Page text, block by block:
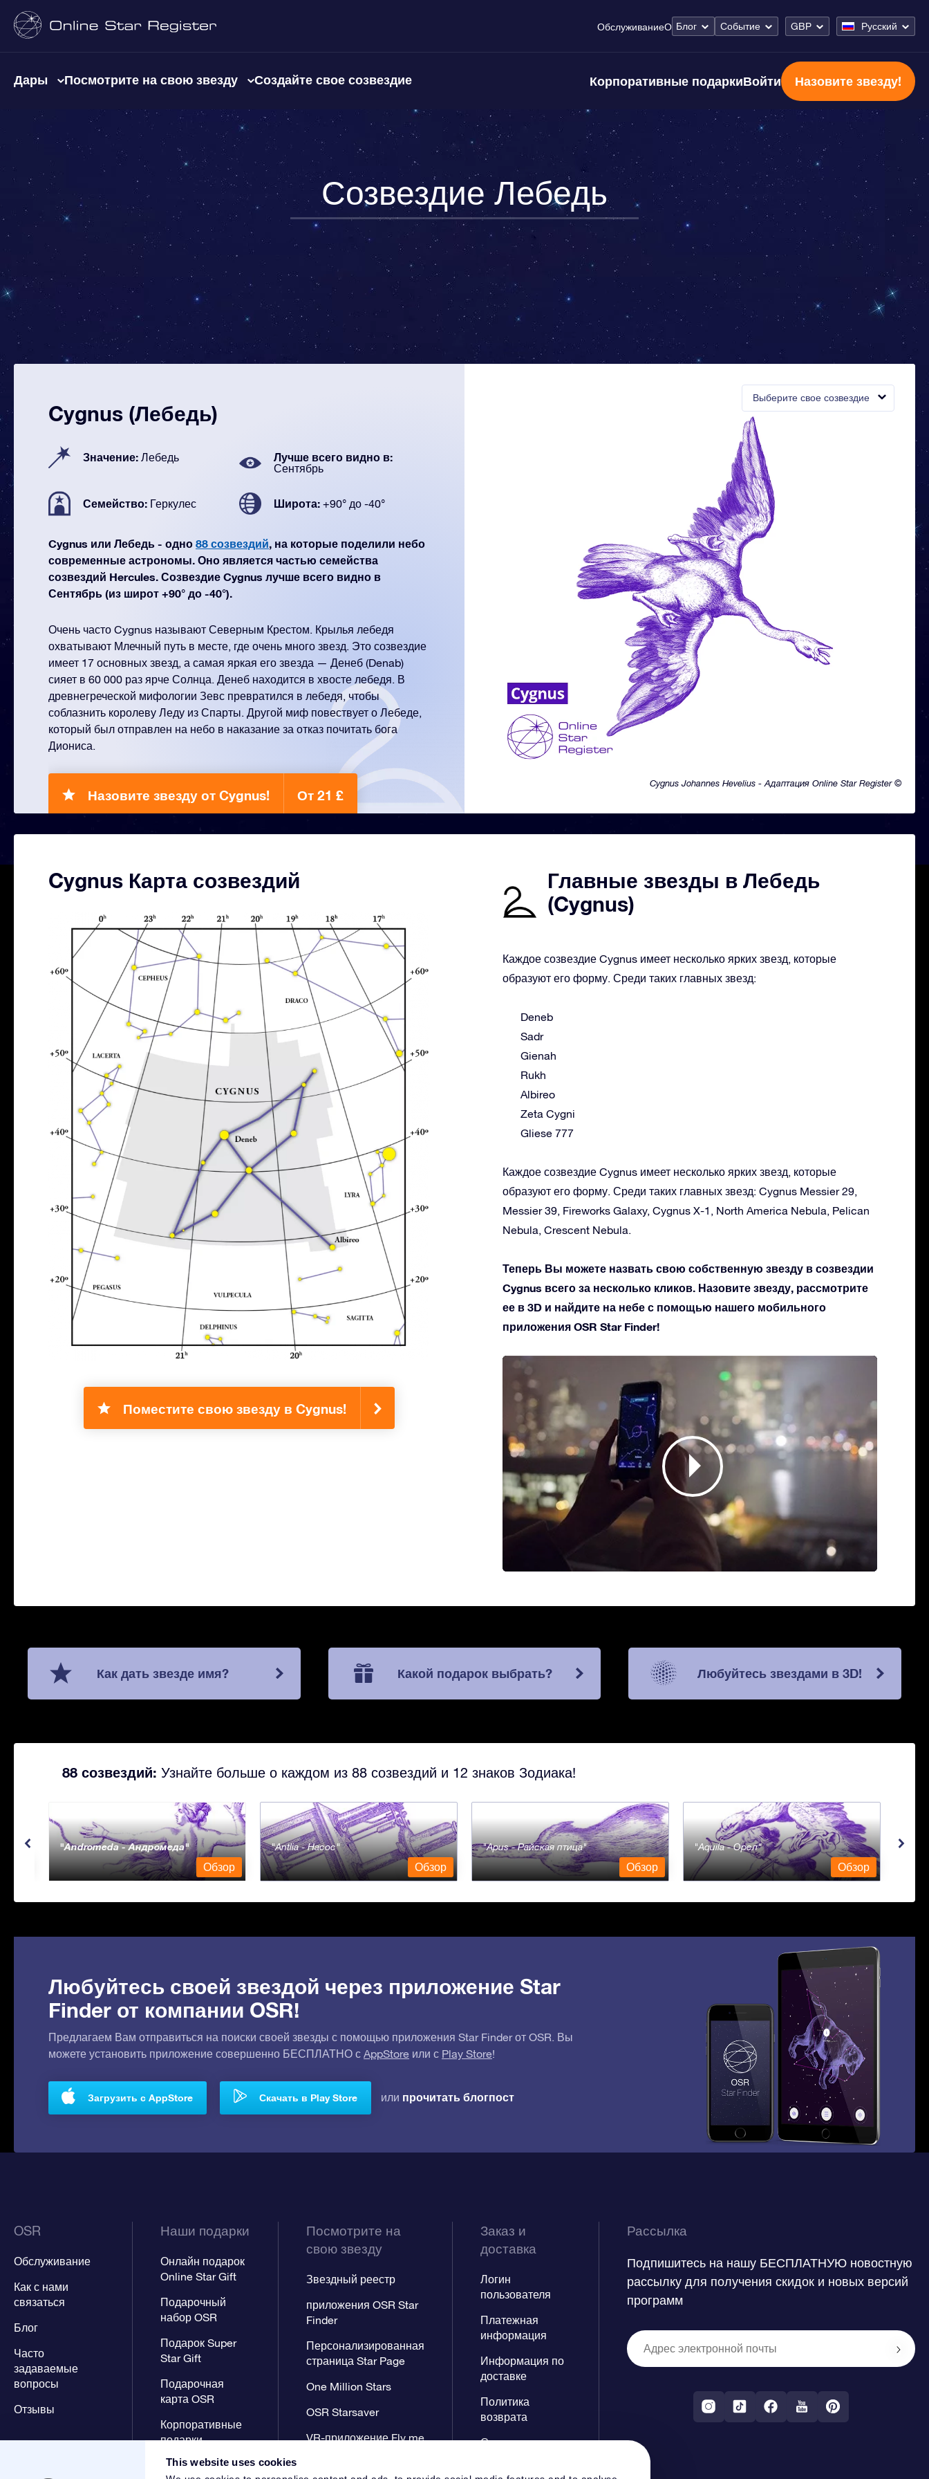
This website uses cookies
ОбслуживаниеО Блог Событие GBP Русский
Дары Посмотрите на свою звезду Создайте свое созвездие Корпоративные подаркиВойти Назовите звезду!
Созвездие Лебедь
Выберите свое созвездие
Cygnus Johannes Hevelius - Адаптация Online Star Register ©
Cygnus (Лебедь)
Значение: Лебедь Лучше всего видно в:
Сентябрь
Семейство: Геркулес Широта: +90° до -40°
Cygnus или Лебедь - одно 88 созвездий, на которые поделили небо
современные астрономы. Оно является частью семейства
созвездий Hercules. Созвездие Cygnus лучше всего видно в
Сентябрь (из широт +90° до -40°).
Очень часто Cygnus называют Северным Крестом. Крылья лебедя
охватывают Млечный путь в месте, где очень много звезд. Это созвездие
имеет 17 основных звезд, а самая яркая его звезда — Денеб (Denab)
сияет в 60 000 раз ярче Солнца. Денеб находится в хвосте лебедя. В
древнегреческой мифологии Зевс превратился в лебедя, чтобы
соблазнить королеву Леду из Спарты. Другой миф повествует о Лебеде,
который был отправлен на небо в наказание за отказ почитать бога
Диониса.
Назовите звезду от Cygnus! От 21 £
Cygnus Карта созвездий
Поместите свою звезду в Cygnus!
Главные звезды в Лебедь
(Cygnus)
Каждое созвездие Cygnus имеет несколько ярких звезд, которые
образуют его форму. Среди таких главных звезд:
Deneb
Sadr
Gienah
Rukh
Albireo
Zeta Cygni
Gliese 777
Каждое созвездие Cygnus имеет несколько ярких звезд, которые
образуют его форму. Среди таких главных звезд: Cygnus Messier 29,
Messier 39, Fireworks Galaxy, Cygnus X-1, North America Nebula, Pelican
Nebula, Crescent Nebula.
Теперь Вы можете назвать свою собственную звезду в созвездии
Cygnus всего за несколько кликов. Назовите звезду, рассмотрите
ее в 3D и найдите на небе с помощью нашего мобильного
приложения OSR Star Finder!
Как дать звезде имя? Какой подарок выбрать? Любуйтесь звездами в 3D!
88 созвездий: Узнайте больше о каждом из 88 созвездий и 12 знаков Зодиака!
Andromeda - Андромеда
Обзор
Antlia - Насос
Обзор
Apus - Райская птица
Обзор
Aquila - Орел
Обзор
Любуйтесь своей звездой через приложение Star
Finder от компании OSR!
Предлагаем Вам отправиться на поиски своей звезды с помощью приложения Star Finder от OSR. Вы
можете установить приложение совершенно БЕСПЛАТНО с AppStore или с Play Store!
Загрузить с AppStore Скачать в Play Store или прочитать блогпост
OSR
Обслуживание
Как с нами
связаться
Блог
Часто
задаваемые
вопросы
Отзывы
Наши подарки
Онлайн подарок
Online Star Gift
Подарочный
набор OSR
Подарок Super
Star Gift
Подарочная
карта OSR
Корпоративные
подарки
Посмотрите на
свою звезду
Звездный реестр
приложения OSR Star
Finder
Персонализированная
страница Star Page
One Million Stars
OSR Starsaver
VR-приложение Fly me
Заказ и
доставка
Логин
пользователя
Платежная
информация
Информация по
доставке
Политика
возврата
Созвездиях
Рассылка
Подпишитесь на нашу БЕСПЛАТНУЮ новостную
рассылку для получения скидок и новых версий
программ